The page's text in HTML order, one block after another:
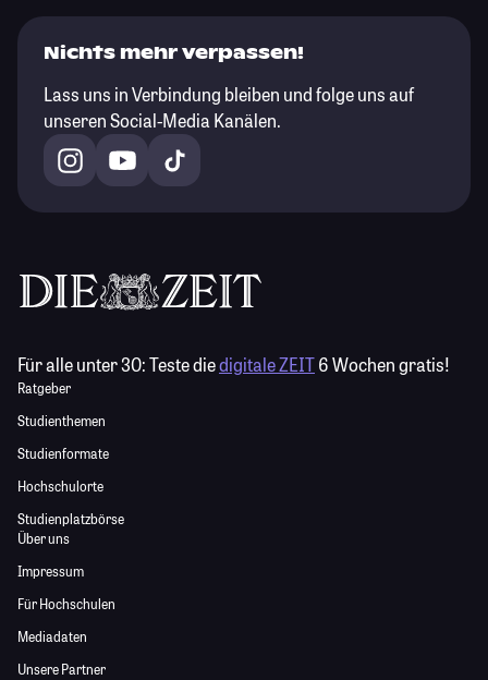
Nichts mehr verpassen!
Lass uns in Verbindung bleiben und folge uns auf
unseren Social-Media Kanälen.
Für alle unter 30:Teste diedigitale ZEIT6 Wochen gratis!
Ratgeber
Studienthemen
Studienformate
Hochschulorte
Studienplatzbörse
Über uns
Impressum
Für Hochschulen
Mediadaten
Unsere Partner